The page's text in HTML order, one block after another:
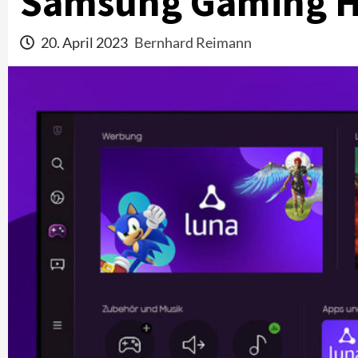
20. April 2023 Bernhard Reimann